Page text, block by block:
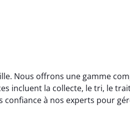
Nous offrons une gamme
incluent la collecte, le tri, le
confiance à nos experts pour